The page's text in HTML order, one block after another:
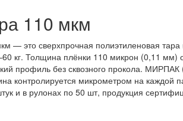
110 мкм
— это сверхпрочная полиэтиленовая
кг. Толщина плёнки 110 микрон (0,11 мм)
профиль без сквозного прокола.
контролируется микрометром на
и в рулонах по 50 шт, продукция